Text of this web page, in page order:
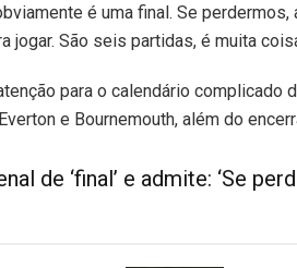
é uma final. Se perdermos,
jogar. São seis partidas, é muita
para o calendário complicado
e Bournemouth, além do
de ‘final’ e admite: ‘Se